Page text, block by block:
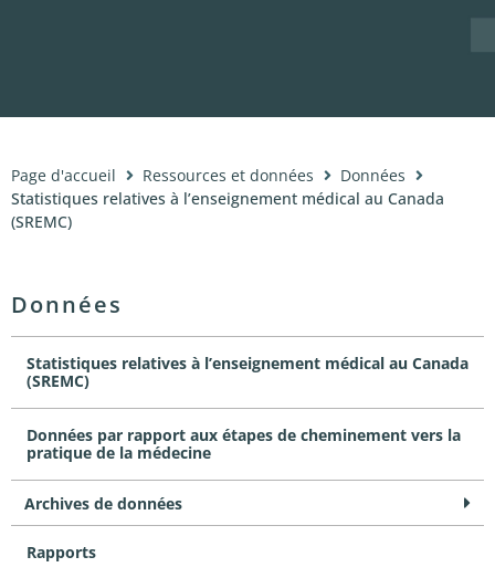
Page d'accueil Ressources et données
Données
Statistiques relatives à l’enseignement médical au Canada
(SREMC)
Données
Statistiques relatives à l’enseignement médical au Canada
(SREMC)
Données par rapport aux étapes de cheminement vers la
pratique de la médecine
Archives de données
Rapports